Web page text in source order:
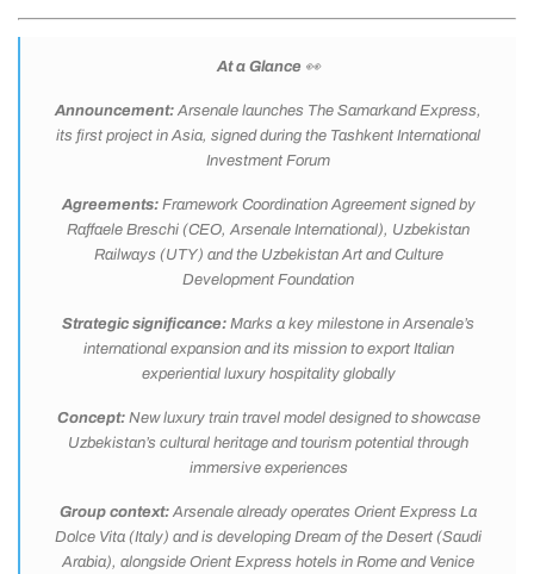
At a Glance 👀
Announcement: Arsenale launches The Samarkand Express,
its first project in Asia, signed during the Tashkent International
Investment Forum
Agreements:Framework Coordination Agreement signed by
Raffaele Breschi (CEO, Arsenale International), Uzbekistan
Railways (UTY) and the Uzbekistan Art and Culture
Development Foundation
Strategic significance: Marks a key milestone in Arsenale’s
international expansion and its mission to export Italian
experiential luxury hospitality globally
Concept:New luxury train travel model designed to showcase
Uzbekistan’s cultural heritage and tourism potential through
immersive experiences
Group context: Arsenale already operates Orient Express La
Dolce Vita (Italy) and is developing Dream of the Desert (Saudi
Arabia), alongside Orient Express hotels in Rome and Venice